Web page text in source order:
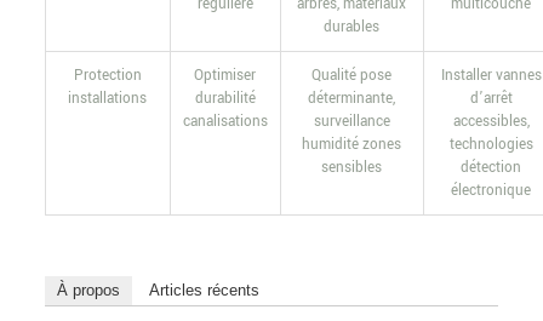
régulière
arbres, matériaux
durables
multicouche
Protection
installations
Optimiser
durabilité
canalisations
Qualité pose
déterminante,
surveillance
humidité zones
sensibles
Installer vannes
d’arrêt
accessibles,
technologies
détection
électronique
À propos Articles récents